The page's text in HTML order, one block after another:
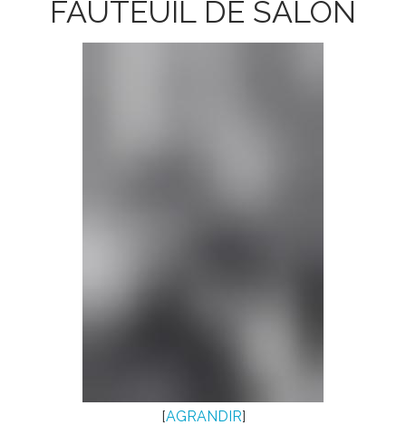
FAUTEUIL DE SALON
[AGRANDIR]